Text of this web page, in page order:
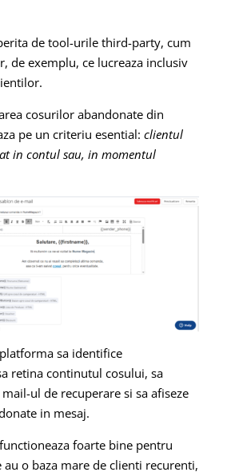
de tool-urile third-party, cum
de exemplu, ce lucreaza inclusiv
cosurilor abandonate din
pe un criteriu esential: clientul
in contul sau, in momentul
sa identifice
retina continutul cosului, sa
ul de recuperare si sa afiseze
in mesaj.
foarte bine pentru
au o baza mare de clienti recurenti,